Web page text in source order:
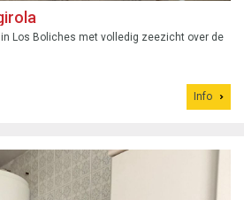
Los Boliches met volledig zeezicht over de
Info